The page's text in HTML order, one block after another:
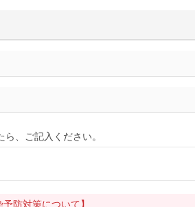
、ご記入ください。
防対策について】